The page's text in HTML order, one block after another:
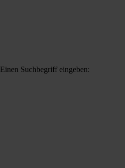
Einen Suchbegriff eingeben: